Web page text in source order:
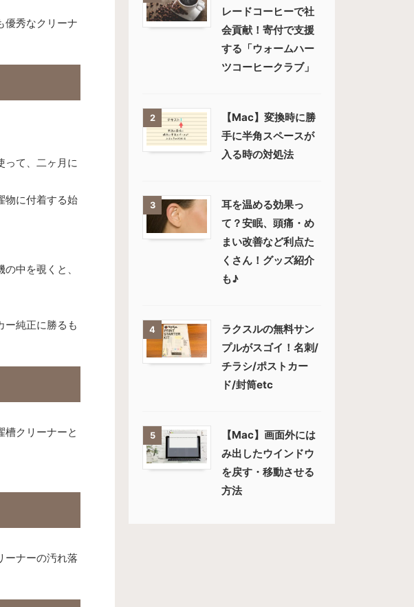
優秀なクリーナ
って、二ヶ月に
物に付着する始
中を覗くと、
ー純正に勝るも
槽クリーナーと
ーナーの汚れ落
レードコーヒーで社
会貢献！寄付で支援
する「ウォームハー
ツコーヒークラブ」
2
【Mac】変換時に勝
手に半角スペースが
入る時の対処法
3
耳を温める効果っ
て？安眠、頭痛・め
まい改善など利点た
くさん！グッズ紹介
も♪
4
ラクスルの無料サン
プルがスゴイ！名刺/
チラシ/ポストカー
ド/封筒etc
5
【Mac】画面外には
み出したウインドウ
を戻す・移動させる
方法